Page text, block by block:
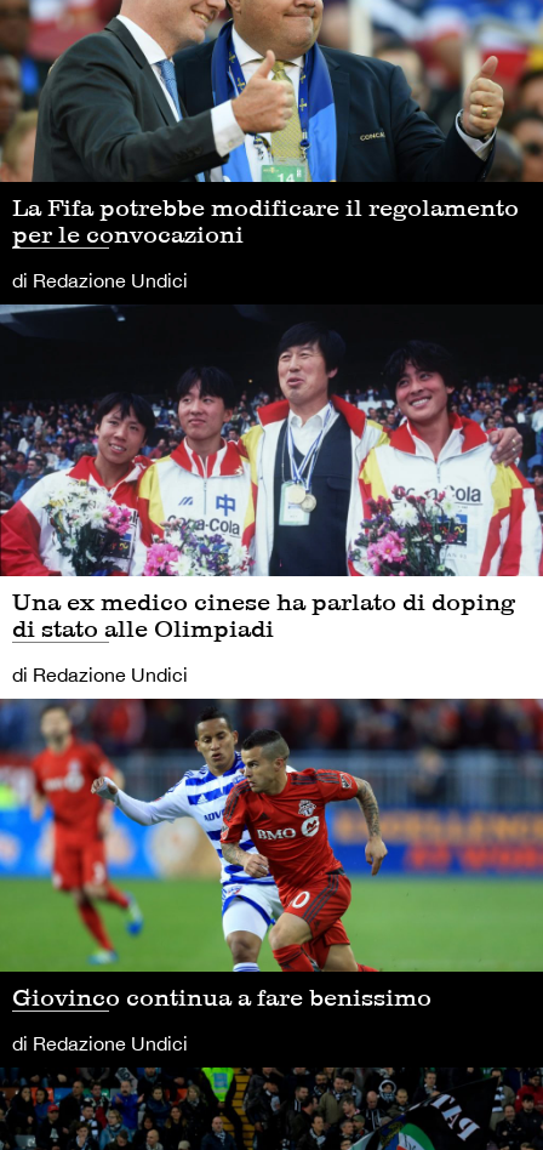
La Fifa potrebbe modificare il regolamento
per le convocazioni
di Redazione Undici
Una ex medico cinese ha parlato di doping
di stato alle Olimpiadi
di Redazione Undici
Giovinco continua a fare benissimo
di Redazione Undici